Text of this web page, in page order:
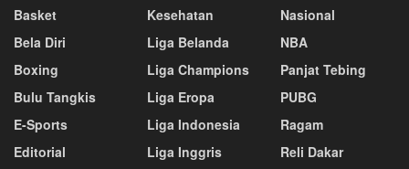
Basket
Bela Diri
Boxing
Bulu Tangkis
E-Sports
Editorial
Kesehatan
Liga Belanda
Liga Champions
Liga Eropa
Liga Indonesia
Liga Inggris
Nasional
NBA
Panjat Tebing
PUBG
Ragam
Reli Dakar